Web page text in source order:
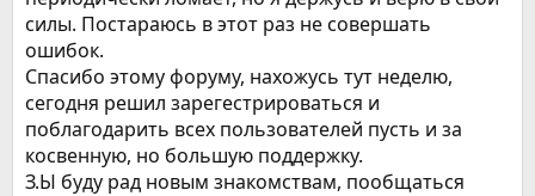
силы. Постараюсь в этот раз не совершать
ошибок.
Спасибо этому форуму, нахожусь тут неделю,
сегодня решил зарегестрироваться и
поблагодарить всех пользователей пусть и за
косвенную, но большую поддержку.
З.Ы буду рад новым знакомствам, пообщаться